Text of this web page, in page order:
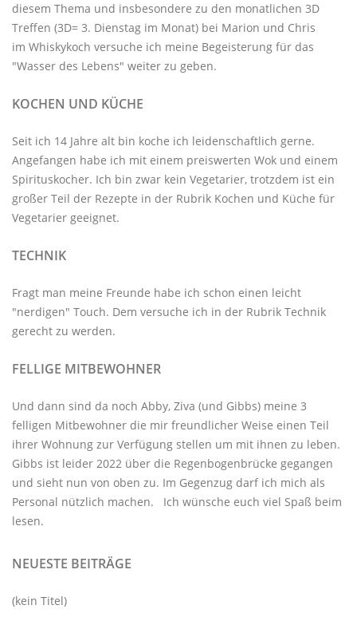
diesem Thema und insbesondere zu den monatlichen 3D
Treffen (3D= 3. Dienstag im Monat) bei Marion und Chris
im Whiskykoch versuche ich meine Begeisterung für das
"Wasser des Lebens" weiter zu geben.
KOCHEN UND KÜCHE
Seit ich 14 Jahre alt bin koche ich leidenschaftlich gerne.
Angefangen habe ich mit einem preiswerten Wok und einem
Spirituskocher. Ich bin zwar kein Vegetarier, trotzdem ist ein
großer Teil der Rezepte in der Rubrik Kochen und Küche für
Vegetarier geeignet.
TECHNIK
Fragt man meine Freunde habe ich schon einen leicht
"nerdigen" Touch. Dem versuche ich in der Rubrik Technik
gerecht zu werden.
FELLIGE MITBEWOHNER
Und dann sind da noch Abby, Ziva (und Gibbs) meine 3
felligen Mitbewohner die mir freundlicher Weise einen Teil
ihrer Wohnung zur Verfügung stellen um mit ihnen zu leben.
Gibbs ist leider 2022 über die Regenbogenbrücke gegangen
und sieht nun von oben zu. Im Gegenzug darf ich mich als
Personal nützlich machen. Ich wünsche euch viel Spaß beim
lesen.
NEUESTE BEITRÄGE
(kein Titel)